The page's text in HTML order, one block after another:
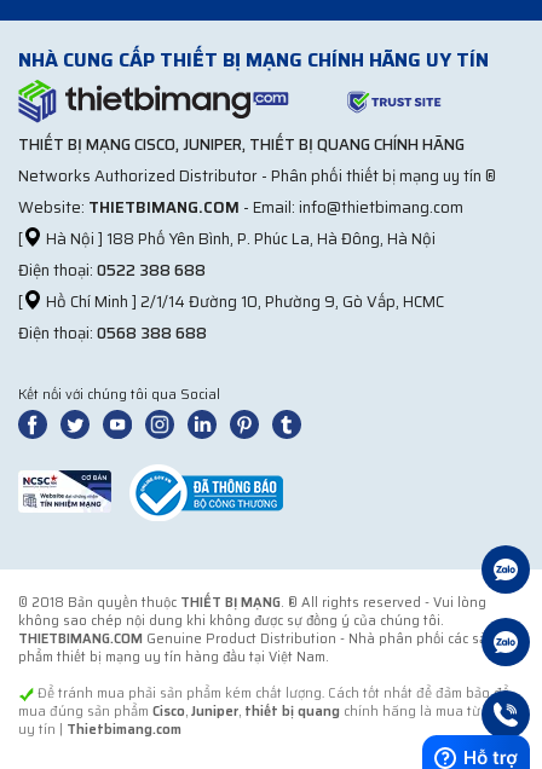
NHÀ CUNG CẤP THIẾT BỊ MẠNG CHÍNH HÃNG UY TÍN
THIẾT BỊ MẠNG CISCO, JUNIPER, THIẾT BỊ QUANG CHÍNH HÃNG
Networks Authorized Distributor - Phân phối thiết bị mạng uy tín ®
Website: THIETBIMANG.COM - Email: info@thietbimang.com
[
Hà Nội ] 188 Phố Yên Bình, P. Phúc La, Hà Đông, Hà Nội
Điện thoại:0522 388 688
[
Hồ Chí Minh ] 2/1/14 Đường 10, Phường 9, Gò Vấp, HCMC
Điện thoại:0568 388 688
Kết nối với chúng tôi qua Social
© 2018 Bản quyền thuộc THIẾT BỊ MẠNG. ® All rights reserved - Vui lòng
không sao chép nội dung khi không được sự đồng ý của chúng tôi.
THIETBIMANG.COM Genuine Product Distribution - Nhà phân phối các sản
phẩm thiết bị mạng uy tín hàng đầu tại Việt Nam.
Để tránh mua phải sản phẩm kém chất lượng. Cách tốt nhất để đảm bảo để
mua đúng sản phẩm Cisco,Juniper, thiết bị quang chính hãng là mua từ đơn vị
uy tín | Thietbimang.com